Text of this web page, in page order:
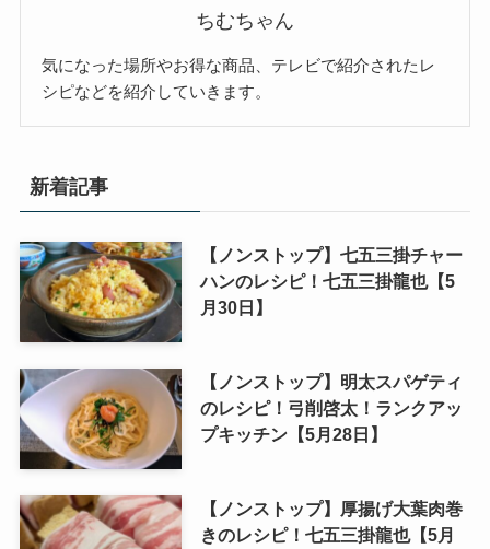
ちむちゃん
気になった場所やお得な商品、テレビで紹介されたレ
シピなどを紹介していきます。
新着記事
【ノンストップ】七五三掛チャー
ハンのレシピ！七五三掛龍也【5
月30日】
【ノンストップ】明太スパゲティ
のレシピ！弓削啓太！ランクアッ
プキッチン【5月28日】
【ノンストップ】厚揚げ大葉肉巻
きのレシピ！七五三掛龍也【5月